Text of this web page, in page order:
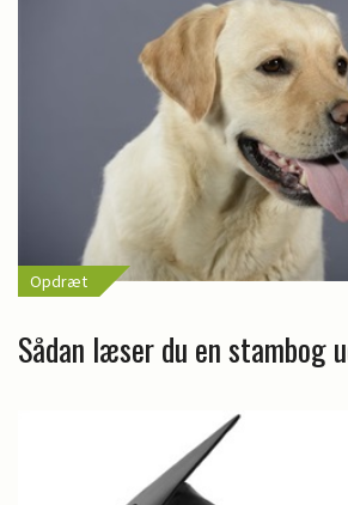
Opdræt
Sådan læser du en stambog